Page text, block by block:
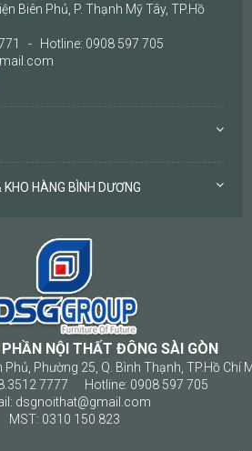
Biên Phủ, P. Thạnh Mỹ Tây, TP.Hồ
- Hotline: 0908 597 705
HÀNG BÌNH DƯƠNG
NỘI THẤT ĐÔNG SÀI GÒN
Phường 25, Q. Bình Thạnh, TP.Hồ Chí
7777 Hotline: 0908 597 705
dsgnoithat@gmail.com
MST: 0310 150 823